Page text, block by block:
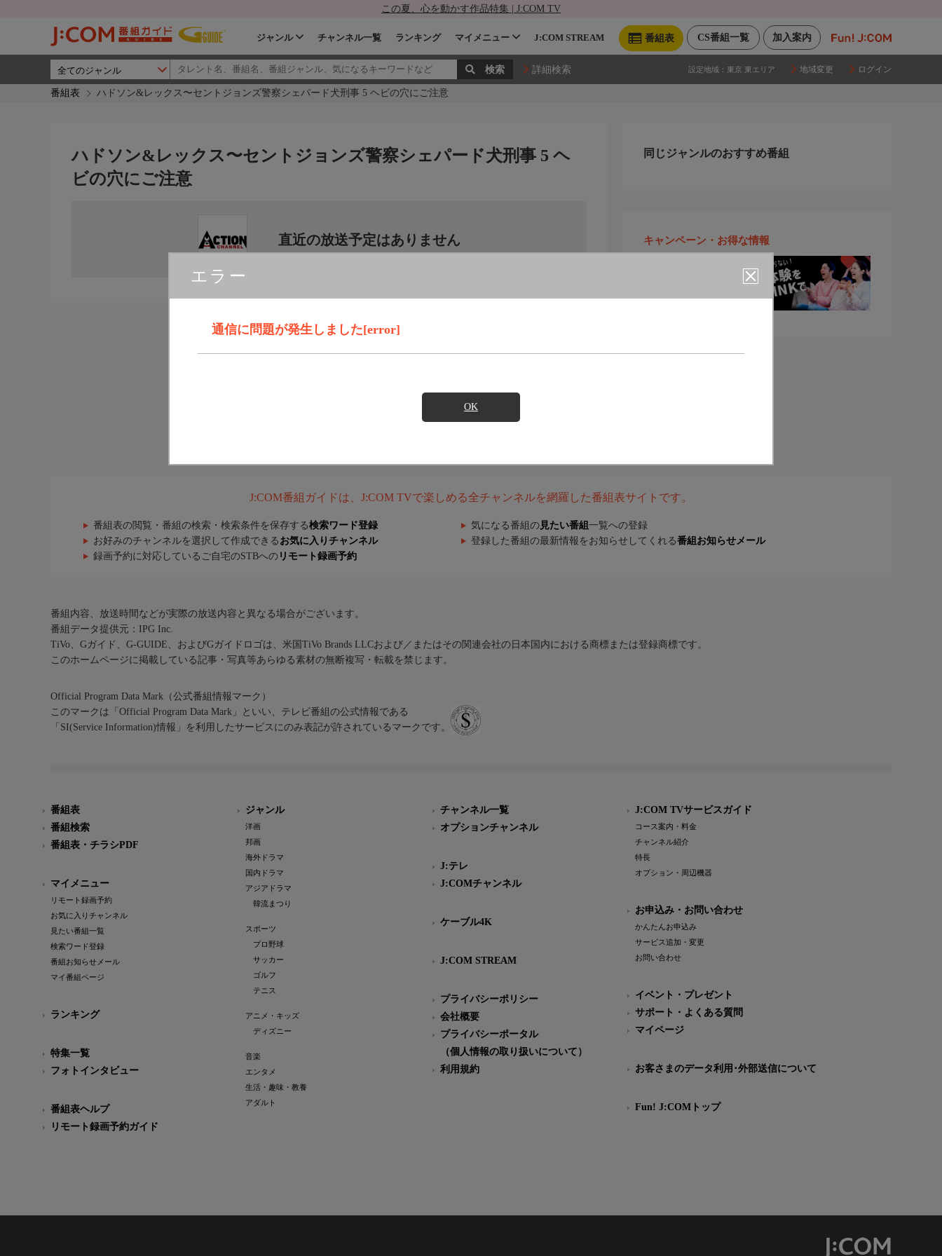
この夏、心を動かす作品特集 | J:COM TV
加入案内
CS番組一覧
番組表
ジャンル チャンネル一覧 ランキング マイメニュー J:COM STREAM
詳細検索 設定地域： 東京 東エリア 地域変更 ログイン
番組表 ハドソン&レックス〜セントジョンズ警察シェパード犬刑事 5 ヘビの穴にご注意
エラー
通信に問題が発生しました[error]
OK
ハドソン&レックス〜セントジョンズ警察シェパード犬刑事 5 ヘ
ビの穴にご注意
直近の放送予定はありません
同じジャンルのおすすめ番組
キャンペーン・お得な情報
J:COM番組ガイドは、J:COM TVで楽しめる全チャンネルを網羅した番組表サイトです。
番組表の閲覧・番組の検索・検索条件を保存する検索ワード登録 気になる番組の 見たい番組 一覧への登録
お好みのチャンネルを選択して作成できる お気に入りチャンネル 登録した番組の最新情報をお知らせしてくれる番組お知らせメール
録画予約に対応しているご自宅のSTBへの リモート録画予約
番組内容、放送時間などが実際の放送内容と異なる場合がございます。
番組データ提供元：IPG Inc.
TiVo、Gガイド、G-GUIDE、およびGガイドロゴは、米国TiVo Brands LLCおよび／またはその関連会社の日本国内における商標または登録商標です。
このホームページに掲載している記事・写真等あらゆる素材の無断複写・転載を禁じます。
Official Program Data Mark（公式番組情報マーク）
このマークは「Official Program Data Mark」といい、テレビ番組の公式情報である
「SI(Service Information)情報」を利用したサービスにのみ表記が許されているマークです。
番組表
番組検索
番組表・チラシPDF
マイメニュー
リモート録画予約
お気に入りチャンネル
見たい番組一覧
検索ワード登録
番組お知らせメール
マイ番組ページ
ランキング
特集一覧
フォトインタビュー
番組表ヘルプ
リモート録画予約ガイド
ジャンル
洋画
邦画
海外ドラマ
国内ドラマ
アジアドラマ
韓流まつり
スポーツ
プロ野球
サッカー
ゴルフ
テニス
アニメ・キッズ
ディズニー
音楽
エンタメ
生活・趣味・教養
アダルト
チャンネル一覧
オプションチャンネル
J:テレ
J:COMチャンネル
ケーブル4K
J:COM STREAM
プライバシーポリシー
会社概要
プライバシーポータル
（個人情報の取り扱いについて）
利用規約
J:COM TVサービスガイド
コース案内・料金
チャンネル紹介
特長
オプション・周辺機器
お申込み・お問い合わせ
かんたんお申込み
サービス追加・変更
お問い合わせ
イベント・プレゼント
サポート・よくある質問
マイページ
お客さまのデータ利用･外部送信について
Fun! J:COMトップ